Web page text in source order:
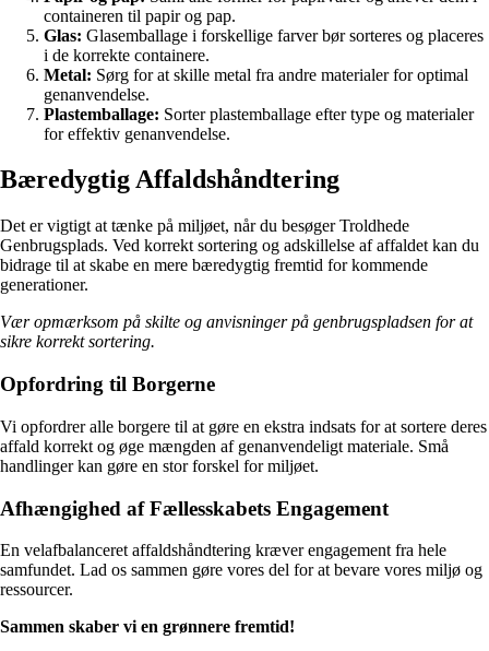
containeren til papir og pap.
Glas: Glasemballage i forskellige farver bør sorteres og placeres
i de korrekte containere.
Metal: Sørg for at skille metal fra andre materialer for optimal
genanvendelse.
Plastemballage: Sorter plastemballage efter type og materialer
for effektiv genanvendelse.
Bæredygtig Affaldshåndtering
Det er vigtigt at tænke på miljøet, når du besøger Troldhede
Genbrugsplads. Ved korrekt sortering og adskillelse af affaldet kan du
bidrage til at skabe en mere bæredygtig fremtid for kommende
generationer.
Vær opmærksom på skilte og anvisninger på genbrugspladsen for at
sikre korrekt sortering.
Opfordring til Borgerne
Vi opfordrer alle borgere til at gøre en ekstra indsats for at sortere deres
affald korrekt og øge mængden af genanvendeligt materiale. Små
handlinger kan gøre en stor forskel for miljøet.
Afhængighed af Fællesskabets Engagement
En velafbalanceret affaldshåndtering kræver engagement fra hele
samfundet. Lad os sammen gøre vores del for at bevare vores miljø og
ressourcer.
Sammen skaber vi en grønnere fremtid!